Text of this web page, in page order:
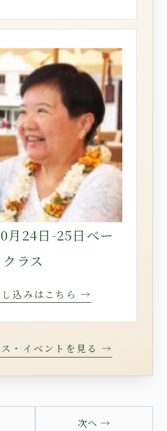
月24日-25日ベー
ラス
込みはこちら →
・イベントを見る →
次へ →